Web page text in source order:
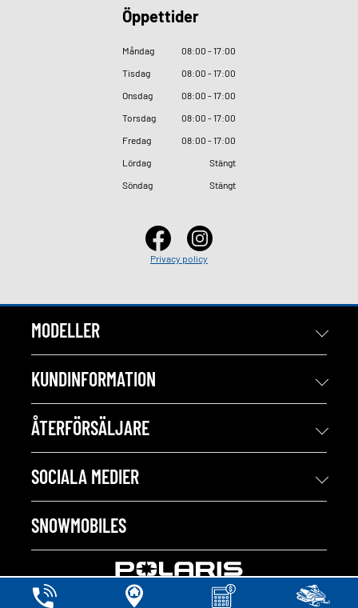
Öppettider
Måndag 08:00 - 17:00
Tisdag
08:00 - 17:00
Onsdag
08:00 - 17:00
Torsdag
08:00 - 17:00
Fredag
08:00 - 17:00
Lördag
Stängt
Söndag
Stängt
Privacy policy
MODELLER
KUNDINFORMATION
ÅTERFÖRSÄLJARE
SOCIALA MEDIER
SNOWMOBILES